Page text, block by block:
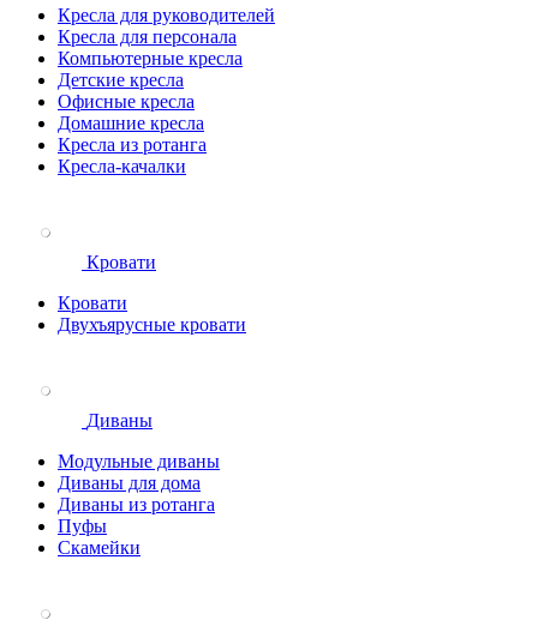
Кресла для руководителей
Кресла для персонала
Компьютерные кресла
Детские кресла
Офисные кресла
Домашние кресла
Кресла из ротанга
Кресла-качалки
Кровати
Кровати
Двухъярусные кровати
Диваны
Модульные диваны
Диваны для дома
Диваны из ротанга
Пуфы
Скамейки